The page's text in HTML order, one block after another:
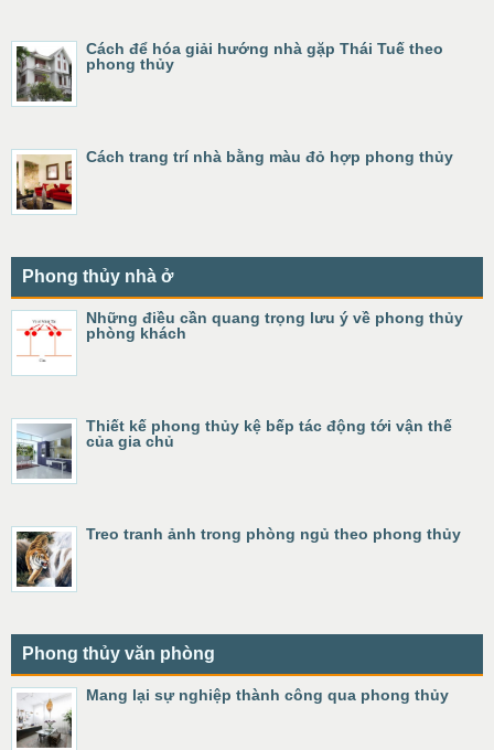
Cách để hóa giải hướng nhà gặp Thái Tuế theo
phong thủy
Cách trang trí nhà bằng màu đỏ hợp phong thủy
Phong thủy nhà ở
Những điều cần quang trọng lưu ý về phong thủy
phòng khách
Thiết kế phong thủy kệ bếp tác động tới vận thế
của gia chủ
Treo tranh ảnh trong phòng ngủ theo phong thủy
Phong thủy văn phòng
Mang lại sự nghiệp thành công qua phong thủy